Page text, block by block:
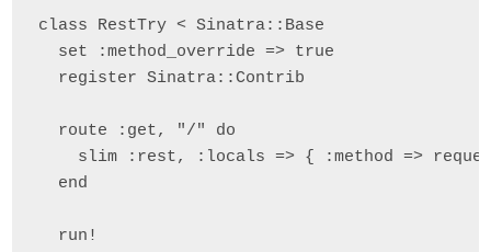
class RestTry < Sinatra::Base
  set :method_override => true
  register Sinatra::Contrib
  route :get, "/" do
slim :rest, :locals => { :method =>
  end
  run!